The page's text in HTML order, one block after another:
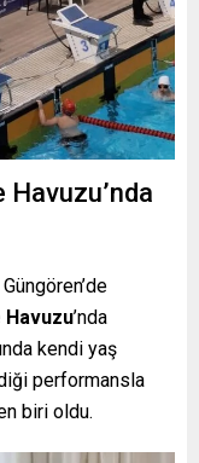
Havuzu’nda
kendi yaş
performansla
biri oldu.